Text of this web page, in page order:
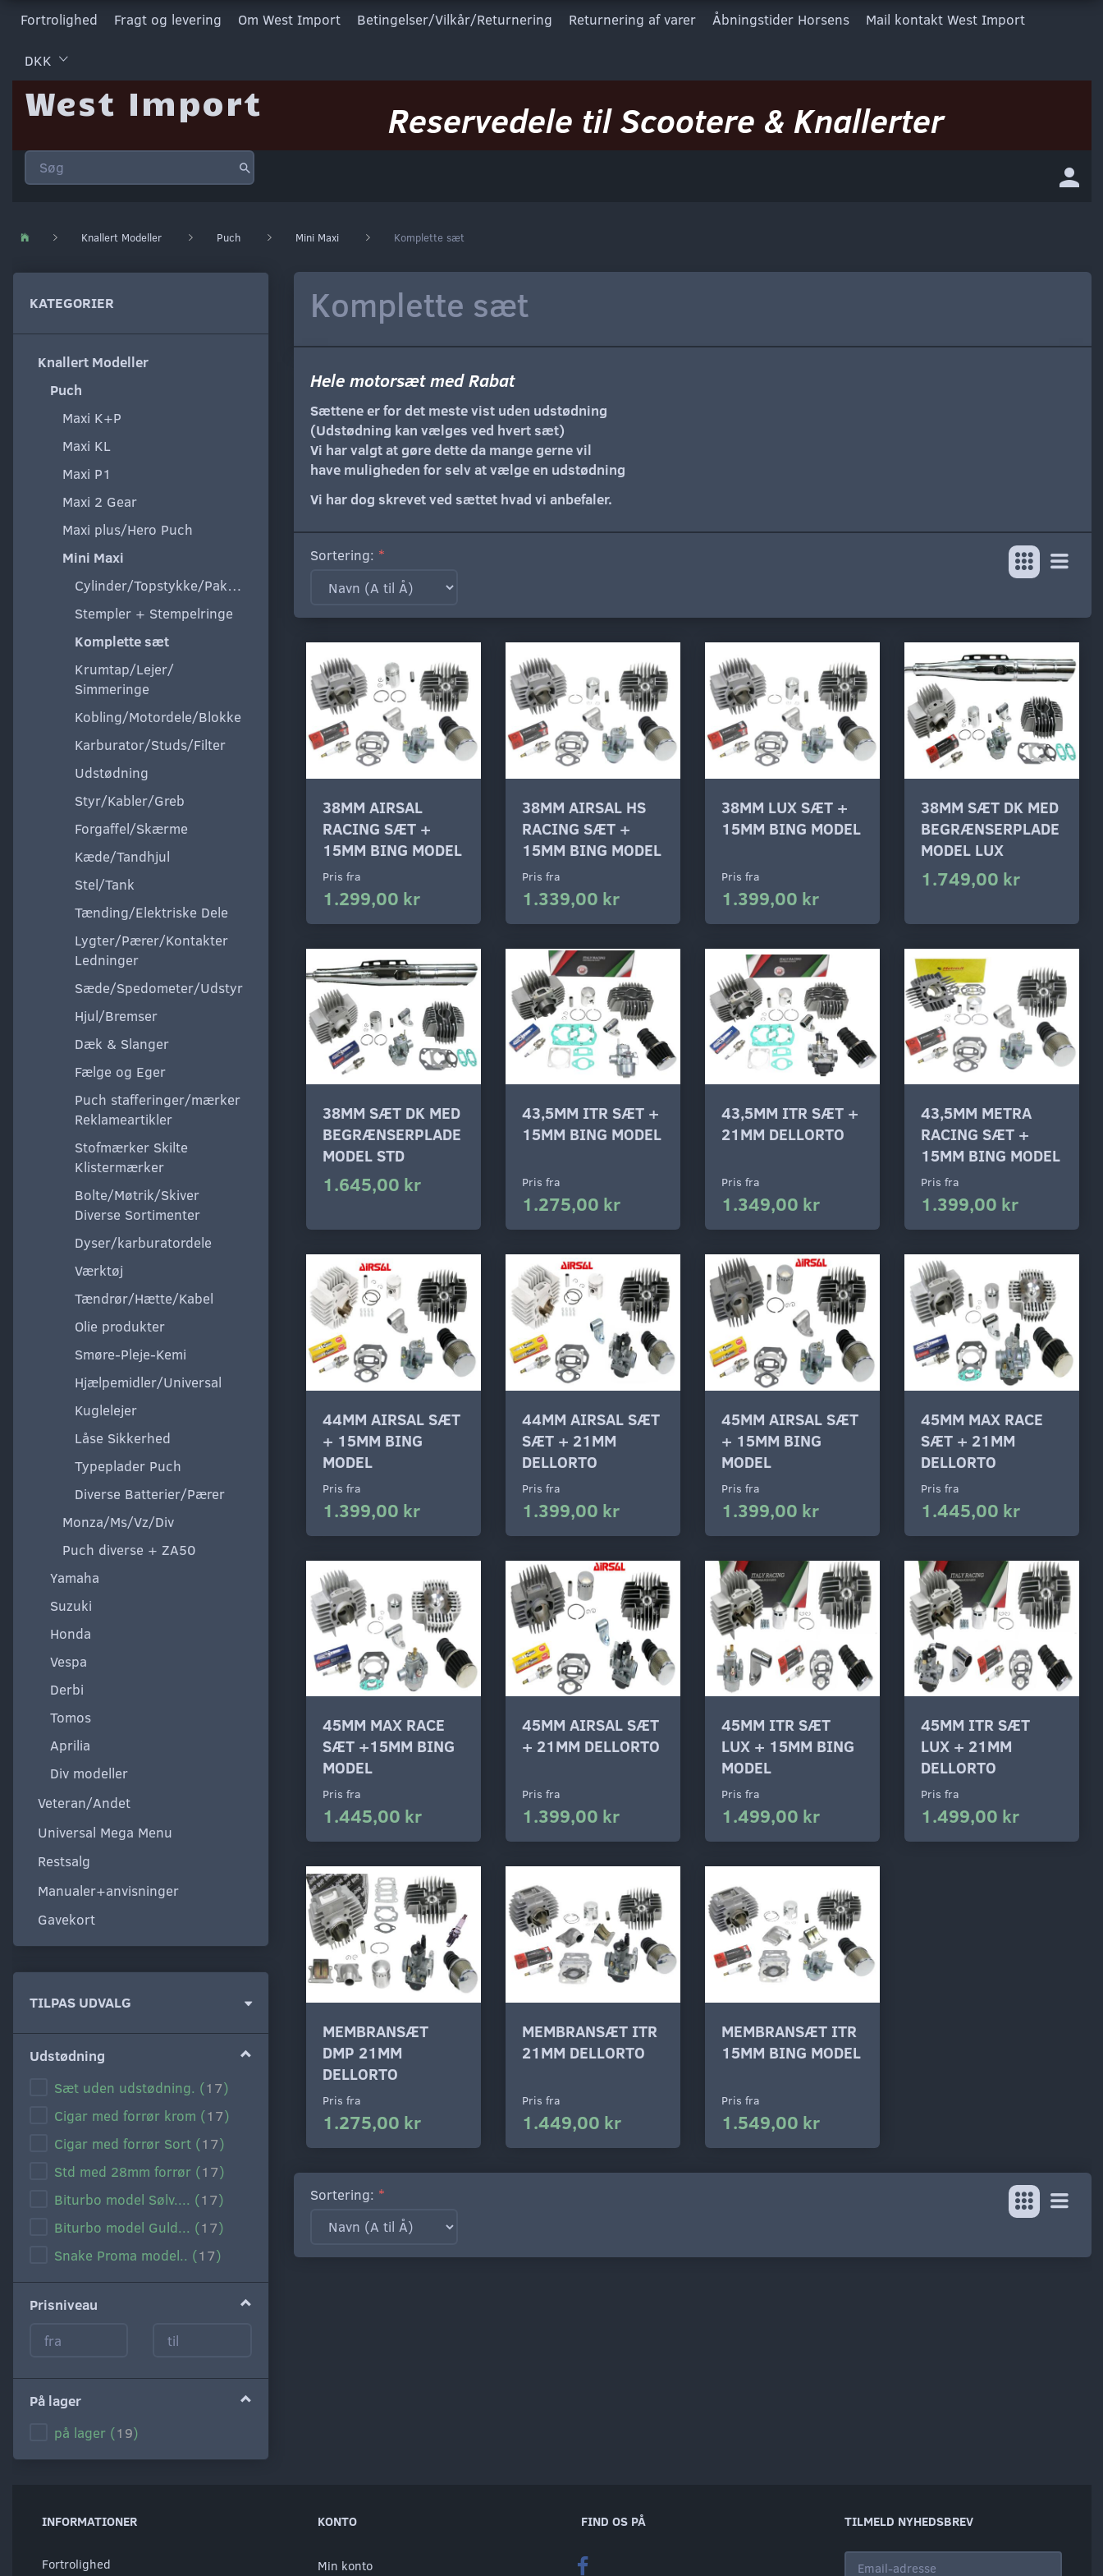
Fortrolighed Fragt og levering Om West Import Betingelser/Vilkår/Returnering Returnering af varer Åbningstider Horsens Mail kontakt West Import
DKK
West Import Reservedele til Scootere & Knallerter
Knallert Modeller Puch Mini Maxi Komplette sæt
KATEGORIER
Knallert Modeller
Puch
Maxi K+P
Maxi KL
Maxi P1
Maxi 2 Gear
Maxi plus/Hero Puch
Mini Maxi
Cylinder/Topstykke/Pakning
Stempler + Stempelringe
Komplette sæt
Krumtap/Lejer/
Simmeringe
Kobling/Motordele/Blokke
Karburator/Studs/Filter
Udstødning
Styr/Kabler/Greb
Forgaffel/Skærme
Kæde/Tandhjul
Stel/Tank
Tænding/Elektriske Dele
Lygter/Pærer/Kontakter
Ledninger
Sæde/Spedometer/Udstyr
Hjul/Bremser
Dæk & Slanger
Fælge og Eger
Puch stafferinger/mærker
Reklameartikler
Stofmærker Skilte
Klistermærker
Bolte/Møtrik/Skiver
Diverse Sortimenter
Dyser/karburatordele
Værktøj
Tændrør/Hætte/Kabel
Olie produkter
Smøre-Pleje-Kemi
Hjælpemidler/Universal
Kuglelejer
Låse Sikkerhed
Typeplader Puch
Diverse Batterier/Pærer
Monza/Ms/Vz/Div
Puch diverse + ZA50
Yamaha
Suzuki
Honda
Vespa
Derbi
Tomos
Aprilia
Div modeller
Veteran/Andet
Universal Mega Menu
Restsalg
Manualer+anvisninger
Gavekort
TILPAS UDVALG
Udstødning
Sæt uden udstødning. (17)
Cigar med forrør krom (17)
Cigar med forrør Sort (17)
Std med 28mm forrør (17)
Biturbo model Sølv.... (17)
Biturbo model Guld... (17)
Snake Proma model.. (17)
Prisniveau
På lager
på lager (19)
Komplette sæt
Hele motorsæt med Rabat
Sættene er for det meste vist uden udstødning
(Udstødning kan vælges ved hvert sæt)
Vi har valgt at gøre dette da mange gerne vil
have muligheden for selv at vælge en udstødning
Vi har dog skrevet ved sættet hvad vi anbefaler.
Sortering:
38MM AIRSAL
RACING SÆT +
15MM BING MODEL
Pris fra
1.299,00 kr
38MM AIRSAL HS
RACING SÆT +
15MM BING MODEL
Pris fra
1.339,00 kr
38MM LUX SÆT +
15MM BING MODEL
Pris fra
1.399,00 kr
38MM SÆT DK MED
BEGRÆNSERPLADE
MODEL LUX
1.749,00 kr
38MM SÆT DK MED
BEGRÆNSERPLADE
MODEL STD
1.645,00 kr
43,5MM ITR SÆT +
15MM BING MODEL
Pris fra
1.275,00 kr
43,5MM ITR SÆT +
21MM DELLORTO
Pris fra
1.349,00 kr
43,5MM METRA
RACING SÆT +
15MM BING MODEL
Pris fra
1.399,00 kr
44MM AIRSAL SÆT
+ 15MM BING
MODEL
Pris fra
1.399,00 kr
44MM AIRSAL SÆT
SÆT + 21MM
DELLORTO
Pris fra
1.399,00 kr
45MM AIRSAL SÆT
+ 15MM BING
MODEL
Pris fra
1.399,00 kr
45MM MAX RACE
SÆT + 21MM
DELLORTO
Pris fra
1.445,00 kr
45MM MAX RACE
SÆT +15MM BING
MODEL
Pris fra
1.445,00 kr
45MM AIRSAL SÆT
+ 21MM DELLORTO
Pris fra
1.399,00 kr
45MM ITR SÆT
LUX + 15MM BING
MODEL
Pris fra
1.499,00 kr
45MM ITR SÆT
LUX + 21MM
DELLORTO
Pris fra
1.499,00 kr
MEMBRANSÆT
DMP 21MM
DELLORTO
Pris fra
1.275,00 kr
MEMBRANSÆT ITR
21MM DELLORTO
Pris fra
1.449,00 kr
MEMBRANSÆT ITR
15MM BING MODEL
Pris fra
1.549,00 kr
Sortering:
INFORMATIONER
Fortrolighed
KONTO
Min konto
FIND OS PÅ TILMELD NYHEDSBREV